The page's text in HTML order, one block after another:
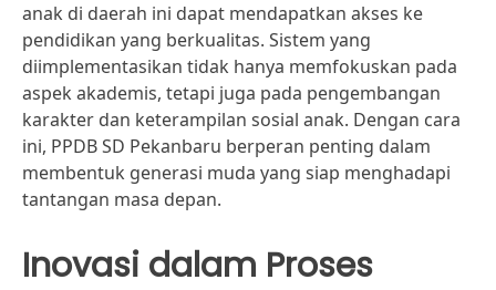
anak di daerah ini dapat mendapatkan akses ke
pendidikan yang berkualitas. Sistem yang
diimplementasikan tidak hanya memfokuskan pada
aspek akademis, tetapi juga pada pengembangan
karakter dan keterampilan sosial anak. Dengan cara
ini, PPDB SD Pekanbaru berperan penting dalam
membentuk generasi muda yang siap menghadapi
tantangan masa depan.
Inovasi dalam Proses